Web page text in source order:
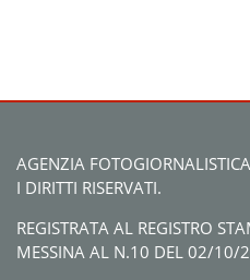
AGENZIA
I DIRITTI RISERVATI.
REGISTRATA AL REGISTRO
MESSINA AL N.10 DEL 02/10/